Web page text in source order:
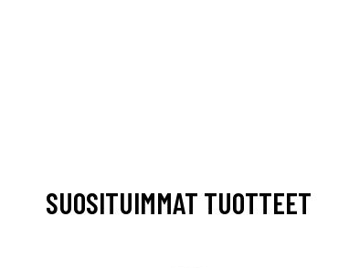
SUOSITUIMMAT TUOTTEET